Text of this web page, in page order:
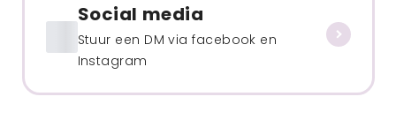
Social media
Stuur een DM via facebook en
Instagram